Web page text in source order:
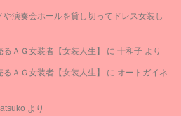
や演奏会ホールを貸し切ってドレス女装し
ＡＧ女装者【女装人生】 に 十和子 より
ＡＧ女装者【女装人生】 に オートガイネ
より